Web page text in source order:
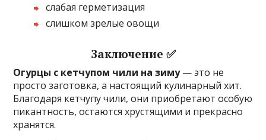
слабая герметизация
слишком зрелые овощи
Заключение ✅
Огурцы с кетчупом чили на зиму— это не
просто заготовка, а настоящий кулинарный хит.
Благодаря кетчупу чили, они приобретают особую
пикантность, остаются хрустящими и прекрасно
хранятся.